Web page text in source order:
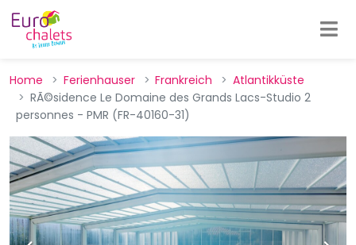
Home Ferienhauser Frankreich
Atlantikküste
RÃ©sidence Le Domaine des Grands Lacs-Studio 2
personnes - PMR (FR-40160-31)